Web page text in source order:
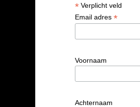
* Verplicht veld
Email adres *
Voornaam
Achternaam